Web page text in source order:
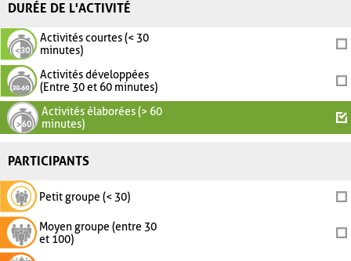
DURÉE DE L'ACTIVITÉ
Activités courtes (< 30
minutes)
Activités développées
(Entre 30 et 60 minutes)
Activités élaborées (> 60
minutes)
PARTICIPANTS
Petit groupe (< 30)
Moyen groupe (entre 30
et 100)